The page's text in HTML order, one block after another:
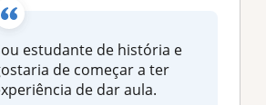
estudante de história e
de começar a ter
de dar aula.